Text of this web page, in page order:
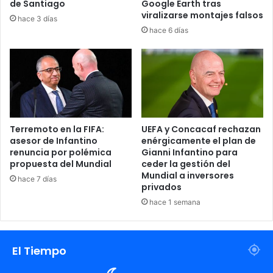
World Cup,
robots are training for theirs too!
Look for RoboCup!
pic.twitter.com/OIiUdhb3Nf
— Booster Robotics (@boosterobotics)May
29, 2026
El futuro de la inteligencia artificial
aplicada a los terrenos de juego
impresionantes habilidades motrices ya han sido puestas
a prueba en escenarios de alta exigencia como la
RoboCup, una prestigiosa competencia científica
de Santiago
hace 3 días
Google Earth tras
viralizarse montajes falsos
hace 6 días
Terremoto en la FIFA:
asesor de Infantino
renuncia por polémica
propuesta del Mundial
hace 7 días
UEFA y Concacaf rechazan
enérgicamente el plan de
Gianni Infantino para
ceder la gestión del
Mundial a inversores
privados
hace 1 semana
El Tiempo